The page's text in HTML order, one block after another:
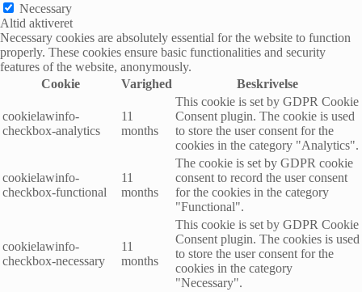
Necessary
Altid aktiveret
Necessary cookies are absolutely essential for the website to function
properly. These cookies ensure basic functionalities and security
features of the website, anonymously.
Cookie
Varighed Beskrivelse
cookielawinfo-
checkbox-analytics
11
months
This cookie is set by GDPR Cookie
Consent plugin. The cookie is used
to store the user consent for the
cookies in the category "Analytics".
cookielawinfo-
checkbox-functional
11
months
The cookie is set by GDPR cookie
consent to record the user consent
for the cookies in the category
"Functional".
cookielawinfo-
checkbox-necessary
11
months
This cookie is set by GDPR Cookie
Consent plugin. The cookies is used
to store the user consent for the
cookies in the category
"Necessary".